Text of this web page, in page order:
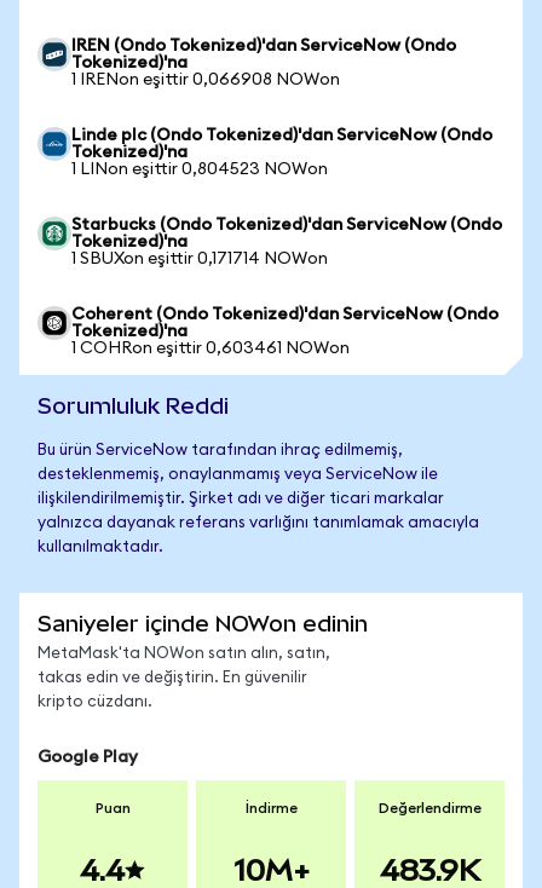
IREN (Ondo Tokenized)'dan ServiceNow (Ondo
Tokenized)'na
1 IRENon eşittir 0,066908 NOWon
Linde plc (Ondo Tokenized)'dan ServiceNow (Ondo
Tokenized)'na
1 LINon eşittir 0,804523 NOWon
Starbucks (Ondo Tokenized)'dan ServiceNow (Ondo
Tokenized)'na
1 SBUXon eşittir 0,171714 NOWon
Coherent (Ondo Tokenized)'dan ServiceNow (Ondo
Tokenized)'na
1 COHRon eşittir 0,603461 NOWon
Sorumluluk Reddi
Bu ürün ServiceNow tarafından ihraç edilmemiş,
desteklenmemiş, onaylanmamış veya ServiceNow ile
ilişkilendirilmemiştir. Şirket adı ve diğer ticari markalar
yalnızca dayanak referans varlığını tanımlamak amacıyla
kullanılmaktadır.
Saniyeler içinde NOWon edinin
MetaMask'ta NOWon satın alın, satın,
takas edin ve değiştirin. En güvenilir
kripto cüzdanı.
Google Play
Puan
4.4
İndirme
10M+
Değerlendirme
483.9K